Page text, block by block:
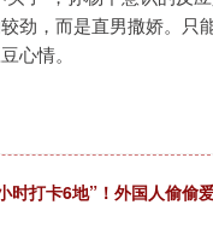
劲，而是直男撒娇。只
心情。
时打卡6地”！外国人偷偷